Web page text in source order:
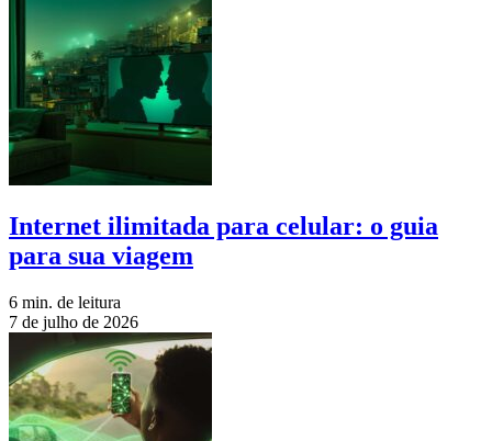
Internet ilimitada para celular: o guia
para sua viagem
6 min. de leitura
7 de julho de 2026